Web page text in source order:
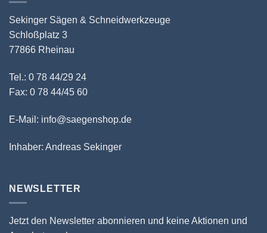
Sekinger Sägen & Schneidwerkzeuge
Schloßplatz 3
77866 Rheinau
Tel.: 0 78 44/29 24
Fax: 0 78 44/45 60
E-Mail: info@saegenshop.de
Inhaber: Andreas Sekinger
NEWSLETTER
Jetzt den Newsletter abonnieren und keine Aktionen und